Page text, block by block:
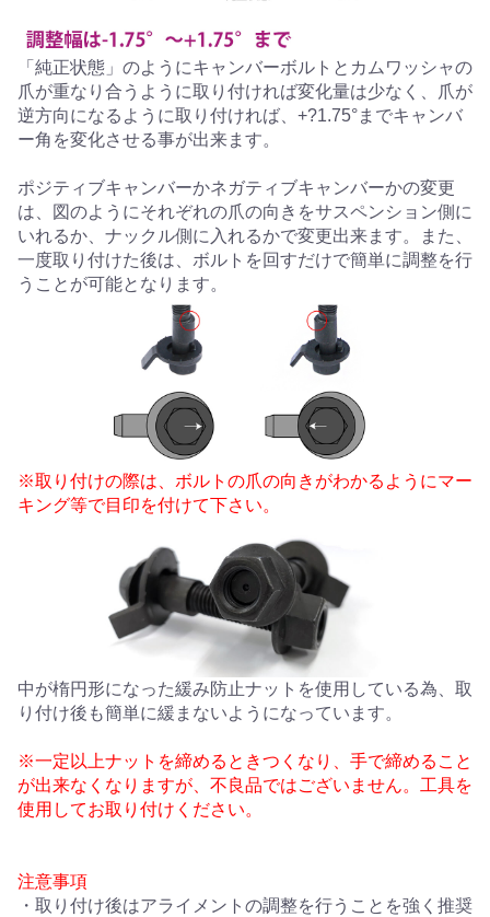
「純正状態」のようにキャンバーボルトとカムワッシャの
爪が重なり合うように取り付ければ変化量は少なく、爪が
逆方向になるように取り付ければ、+?1.75°までキャンバ
ー角を変化させる事が出来ます。
ポジティブキャンバーかネガティブキャンバーかの変更
は、図のようにそれぞれの爪の向きをサスペンション側に
いれるか、ナックル側に入れるかで変更出来ます。また、
一度取り付けた後は、ボルトを回すだけで簡単に調整を行
うことが可能となります。
※取り付けの際は、ボルトの爪の向きがわかるようにマー
キング等で目印を付けて下さい。
中が楕円形になった緩み防止ナットを使用している為、取
り付け後も簡単に緩まないようになっています。
※一定以上ナットを締めるときつくなり、手で締めること
が出来なくなりますが、不良品ではございません。工具を
使用してお取り付けください。
注意事項
・取り付け後はアライメントの調整を行うことを強く推奨